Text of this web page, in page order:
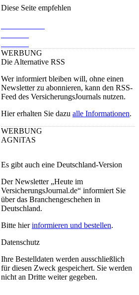
Diese Seite empfehlen
WERBUNG
Die Alternative RSS
Wer informiert bleiben will, ohne einen
Newsletter zu abonnieren, kann den RSS-
Feed des VersicherungsJournals nutzen.
Hier erhalten Sie dazu alle Informationen.
WERBUNG
AGNiTAS
Es gibt auch eine Deutschland-Version
Der Newsletter „Heute im
VersicherungsJournal.de“ informiert Sie
über das Branchengeschehen in
Deutschland.
Bitte hierinformieren und bestellen.
Datenschutz
Ihre Bestelldaten werden ausschließlich
für diesen Zweck gespeichert. Sie werden
nicht an Dritte weiter gegeben.